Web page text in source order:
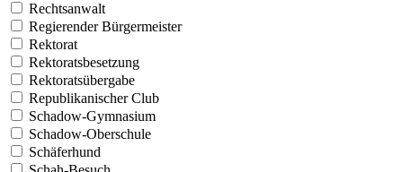
Rechtsanwalt
Regierender Bürgermeister
Rektorat
Rektoratsbesetzung
Rektoratsübergabe
Republikanischer Club
Schadow-Gymnasium
Schadow-Oberschule
Schäferhund